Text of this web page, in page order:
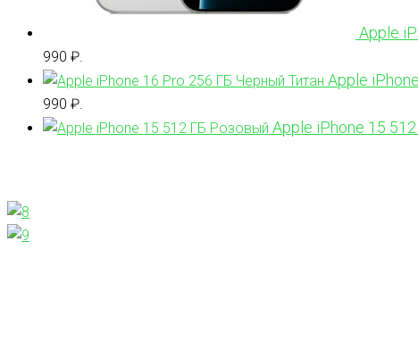
Apple
990 ₽.
Apple
990 ₽.
Apple iPhone 15